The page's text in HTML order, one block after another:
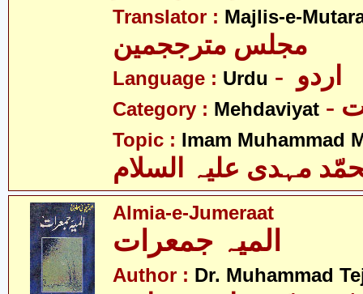
Translator : Majlis-e-
مجلس مترججمین
Language : Urdu
Category : Mehdaviyat
Topic : Imam Muhammad
مہدی علیہ السلام
Almia-e-Jumeraat
Author : Dr. Muhammad